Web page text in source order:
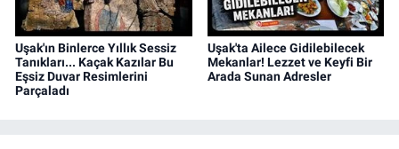
Uşak'ın Binlerce Yıllık Sessiz
Tanıkları... Kaçak Kazılar Bu
Eşsiz Duvar Resimlerini
Parçaladı
Uşak'ta Ailece Gidilebilecek
Mekanlar! Lezzet ve Keyfi Bir
Arada Sunan Adresler